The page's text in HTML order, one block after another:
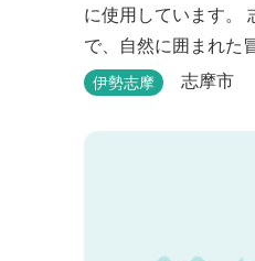
に使用しています。 志摩市にある「伊勢志摩BASE」
で、自然に囲まれた
はいかがですか？7
が、楽しいひととき
伊勢志摩 志摩市